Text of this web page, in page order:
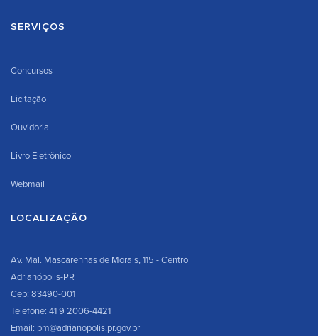
SERVIÇOS
Concursos
Licitação
Ouvidoria
Livro Eletrônico
Webmail
LOCALIZAÇÃO
Av. Mal. Mascarenhas de Morais, 115 - Centro
Adrianópolis-PR
Cep: 83490-001
Telefone: 41 9 2006-4421
Email: pm@adrianopolis.pr.gov.br